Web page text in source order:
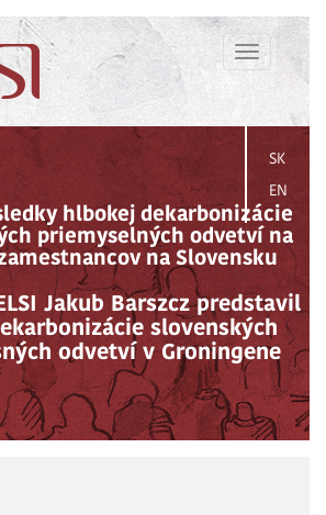
Toggle
navigation
SK
EN
hlbokej dekarbonizácie
priemyselných odvetví na
na Slovensku
Jakub Barszcz predstavil
slovenských
odvetví v Groningene